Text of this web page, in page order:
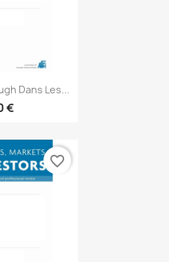
rapide
Dans Les...
€
favorite_border